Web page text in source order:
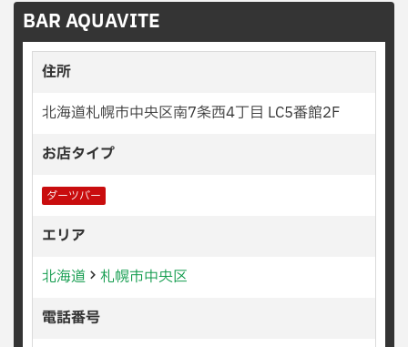
BAR AQUAVITE
住所
北海道札幌市中央区南7条西4丁目 LC5番館2F
お店タイプ
ダーツバー
エリア
北海道
札幌市中央区
電話番号